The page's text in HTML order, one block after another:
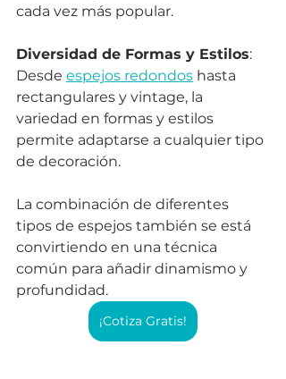
cada vez más popular.
Diversidad de Formas y Estilos:
Desde espejos redondos hasta
rectangulares y vintage, la
variedad en formas y estilos
permite adaptarse a cualquier tipo
de decoración.
La combinación de diferentes
tipos de espejos también se está
convirtiendo en una técnica
común para añadir dinamismo y
profundidad.
¡Cotiza Gratis!